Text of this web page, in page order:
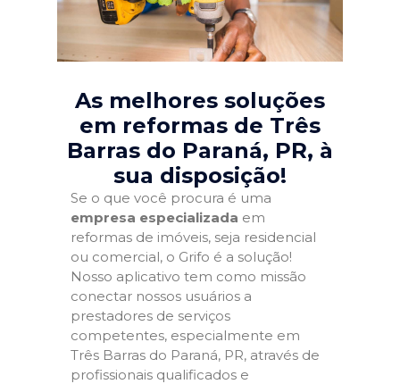
As melhores soluções
em reformas de Três
Barras do Paraná, PR, à
sua disposição!
Se o que você procura é uma
empresa especializada em
reformas de imóveis, seja residencial
ou comercial, o Grifo é a solução!
Nosso aplicativo tem como missão
conectar nossos usuários a
prestadores de serviços
competentes, especialmente em
Três Barras do Paraná, PR, através de
profissionais qualificados e